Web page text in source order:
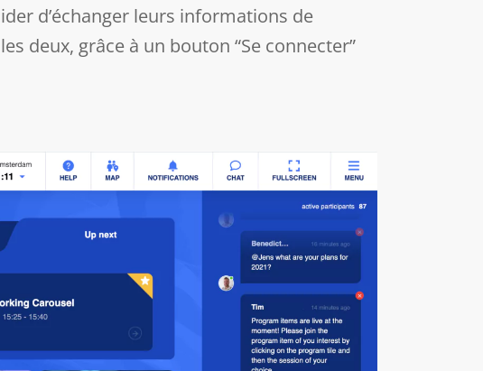
d’échanger leurs informations de
deux, grâce à un bouton “Se connecter”